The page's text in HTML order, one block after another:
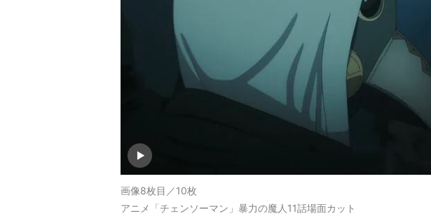
画像8枚目／10枚
アニメ「チェンソーマン」暴力の魔人11話場面カット